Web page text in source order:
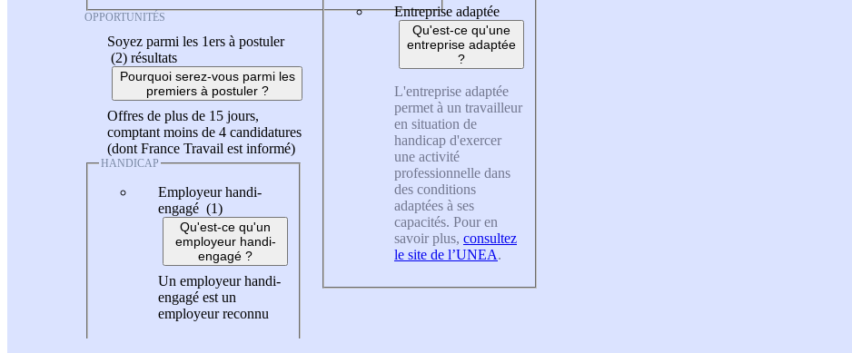
OPPORTUNITÉS
Soyez parmi les 1ers à postuler
(2) résultats
Pourquoi serez-vous parmi les
premiers à postuler ?
Offres de plus de 15 jours,
comptant moins de 4 candidatures
(dont France Travail est informé)
HANDICAP
Employeur handi-
engagé (1)
Qu'est-ce qu'un
employeur handi-
engagé ?
Un employeur handi-
engagé est un
employeur reconnu
Entreprise adaptée
Qu'est-ce qu'une
entreprise adaptée
?
L'entreprise adaptée
permet à un travailleur
en situation de
handicap d'exercer
une activité
professionnelle dans
des conditions
adaptées à ses
capacités. Pour en
savoir plus, consultez
le site de l’UNEA.